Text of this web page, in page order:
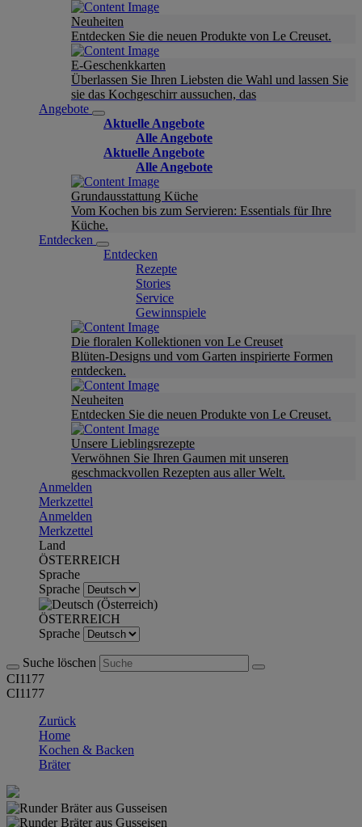
Neuheiten
Entdecken Sie die neuen Produkte von Le Creuset.
E-Geschenkkarten
Überlassen Sie Ihren Liebsten die Wahl und lassen Sie
sie das Kochgeschirr aussuchen, das
Angebote
Aktuelle Angebote
Alle Angebote
Aktuelle Angebote
Alle Angebote
Grundausstattung Küche
Vom Kochen bis zum Servieren: Essentials für Ihre
Küche.
Entdecken
Entdecken
Rezepte
Stories
Service
Gewinnspiele
Die floralen Kollektionen von Le Creuset
Blüten-Designs und vom Garten inspirierte Formen
entdecken.
Neuheiten
Entdecken Sie die neuen Produkte von Le Creuset.
Unsere Lieblingsrezepte
Verwöhnen Sie Ihren Gaumen mit unseren
geschmackvollen Rezepten aus aller Welt.
Anmelden
Merkzettel
Anmelden
Merkzettel
Land
ÖSTERREICH
Sprache
Sprache
ÖSTERREICH
Sprache
Suche löschen
CI1177
CI1177
Zurück
Home
Kochen & Backen
Bräter